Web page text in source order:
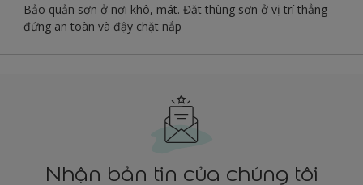
Bảo quản sơn ở nơi khô, mát. Đặt thùng sơn ở vị trí thẳng
đứng an toàn và đậy chặt nắp
Nhận bản tin của chúng tôi